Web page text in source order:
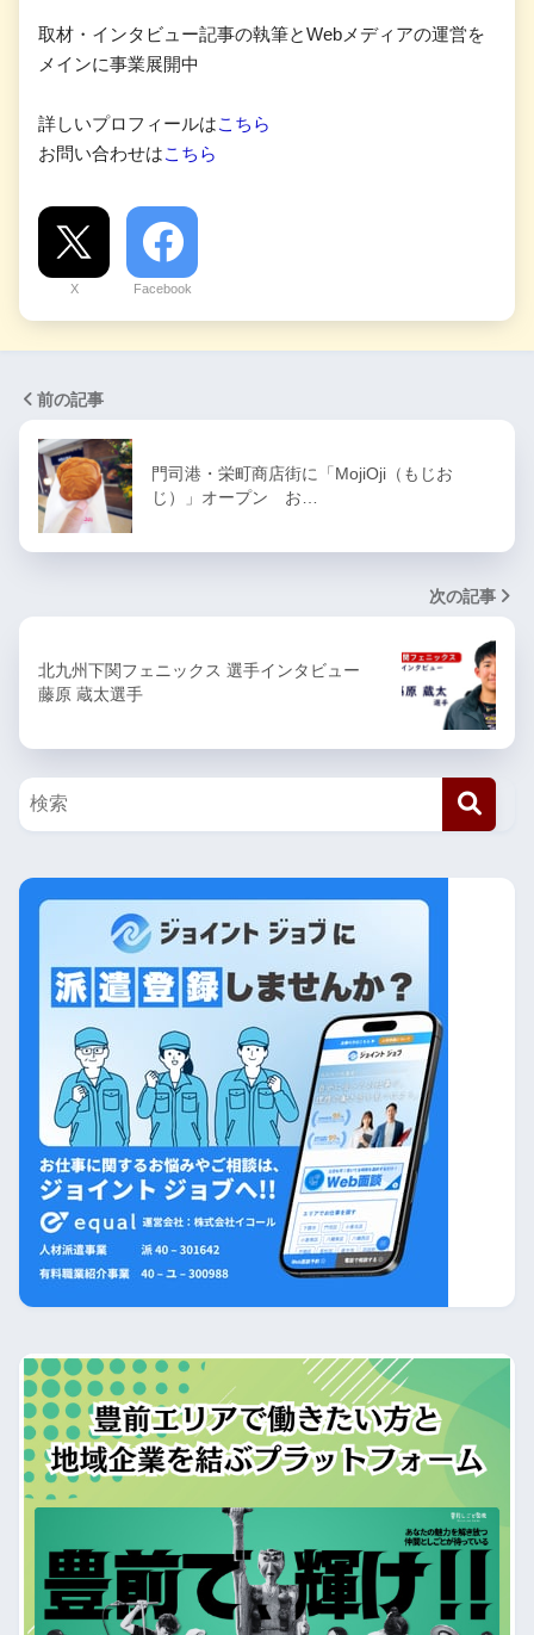
取材・インタビュー記事の執筆とWebメディアの運営を
メインに事業展開中
詳しいプロフィールはこちら
お問い合わせはこちら
X Facebook
前の記事
門司港・栄町商店街に「MojiOji（もじお
じ）」オープン お…
次の記事
北九州下関フェニックス 選手インタビュー
藤原 蔵太選手